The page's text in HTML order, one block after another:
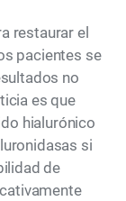
restaurar el
pacientes se
no
es que
hialurónico
si
de